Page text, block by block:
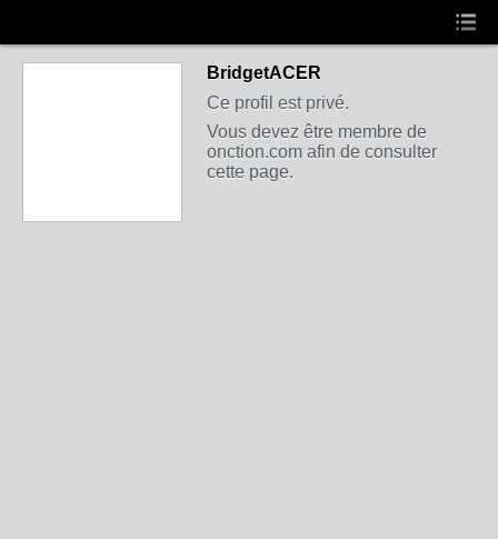
BridgetACER
Ce profil est privé.
Vous devez être membre de
onction.com afin de consulter
cette page.